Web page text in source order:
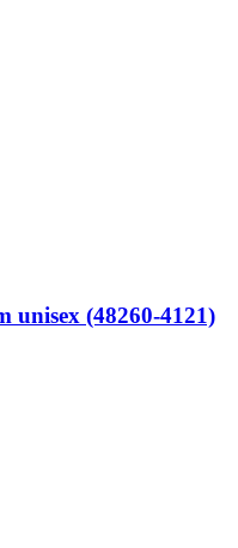
unisex (48260-4121)